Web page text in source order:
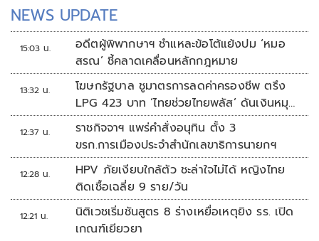
NEWS UPDATE
15:03 น.
อดีตผู้พิพากษาฯ ชำแหละข้อโต้แย้งปม ‘หมอ
สรณ’ ชี้คลาดเคลื่อนหลักกฎหมาย
13:32 น.
โฆษกรัฐบาล ชูมาตรการลดค่าครองชีพ ตรึง
LPG 423 บาท ‘ไทยช่วยไทยพลัส’ ดันเงินหมุน
แสนล้าน
12:37 น.
ราชกิจจาฯ แพร่คำสั่งอนุทิน ตั้ง 3
ขรก.การเมืองประจำสำนักเลขาธิการนายกฯ
12:28 น.
HPV ภัยเงียบใกล้ตัว ชะล่าใจไม่ได้ หญิงไทย
ติดเชื้อเฉลี่ย 9 ราย/วัน
12:21 น.
นิติเวชเริ่มชันสูตร 8 ร่างเหยื่อเหตุยิง รร. เปิด
เกณฑ์เยียวยา